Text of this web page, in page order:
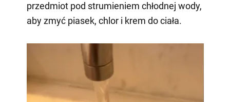
przedmiot pod strumieniem chłodnej wody,
aby zmyć piasek, chlor i krem do ciała.